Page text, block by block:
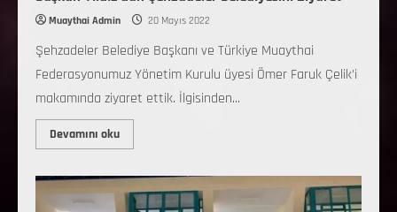
Muaythai Admin 20 Mayıs 2022
Şehzadeler Belediye Başkanı ve Türkiye Muaythai
Federasyonumuz Yönetim Kurulu üyesi Ömer Faruk Çelik’i
makamında ziyaret ettik. İlgisinden...
Devamını oku